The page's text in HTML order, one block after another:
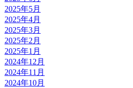
2025年5月
2025年4月
2025年3月
2025年2月
2025年1月
2024年12月
2024年11月
2024年10月